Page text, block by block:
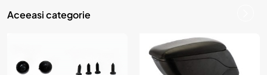
Aceeasi categorie